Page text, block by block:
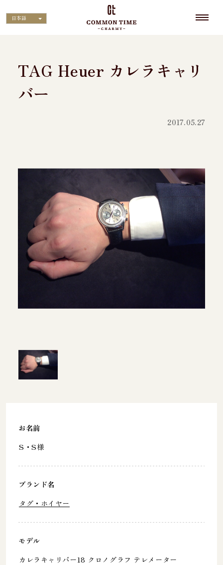
日本語
TAG Heuer カレラキャリ
バー
2017.05.27
お名前
S・S様
ブランド名
タグ・ホイヤー
モデル
カレラキャリバー18 クロノグラフ テレメーター